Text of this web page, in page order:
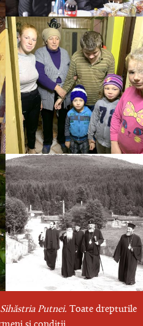
Putnei. Toate drepturile